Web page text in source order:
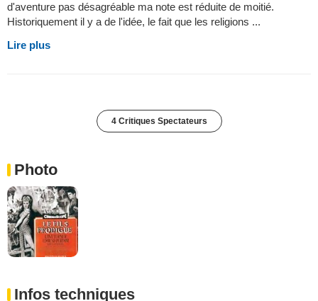
d'aventure pas désagréable ma note est réduite de moitié.
Historiquement il y a de l'idée, le fait que les religions ...
Lire plus
4 Critiques Spectateurs
Photo
Infos techniques